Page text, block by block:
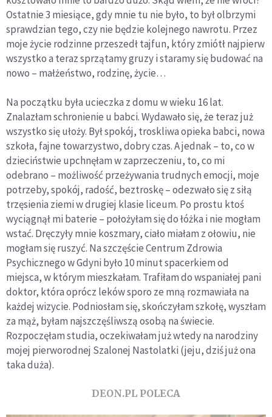
Ostatnie 3 miesiące, gdy mnie tu nie było, to był olbrzymi
sprawdzian tego, czy nie będzie kolejnego nawrotu. Przez
moje życie rodzinne przeszedł tajfun, który zmiótł najpierw
wszystko a teraz sprzątamy gruzy i staramy się budować na
nowo – małżeństwo, rodzinę, życie…
Na początku była ucieczka z domu w wieku 16 lat.
Znalazłam schronienie u babci. Wydawało się, że teraz już
wszystko się ułoży. Był spokój, troskliwa opieka babci, nowa
szkoła, fajne towarzystwo, dobry czas. A jednak – to, co w
dzieciństwie upchnęłam w zaprzeczeniu, to, co mi
odebrano – możliwość przeżywania trudnych emocji, moje
potrzeby, spokój, radość, beztroskę – odezwało się z siłą
trzęsienia ziemi w drugiej klasie liceum. Po prostu ktoś
wyciągnął mi baterie – położyłam się do łóżka i nie mogłam
wstać. Dręczyły mnie koszmary, ciało miałam z ołowiu, nie
mogłam się ruszyć. Na szczęście Centrum Zdrowia
Psychicznego w Gdyni było 10 minut spacerkiem od
miejsca, w którym mieszkałam. Trafiłam do wspaniałej pani
doktor, która oprócz leków sporo ze mną rozmawiała na
każdej wizycie. Podniosłam się, skończyłam szkołę, wyszłam
za mąż, byłam najszczęśliwszą osobą na świecie.
Rozpoczęłam studia, oczekiwałam już wtedy na narodziny
mojej pierworodnej Szalonej Nastolatki (jeju, dziś już ona
taka duża).
DEON.PL POLECA